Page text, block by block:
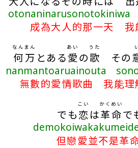
otonaninarusonotokiniwa
成為大人的那一天 我
何
なん
万
まん
とある愛
あい
の歌
うた
その
nanmantoaruainouta
無數的愛情歌曲 我能理
でも恋
こい
は革命
かくめい
で
但戀愛並不是革